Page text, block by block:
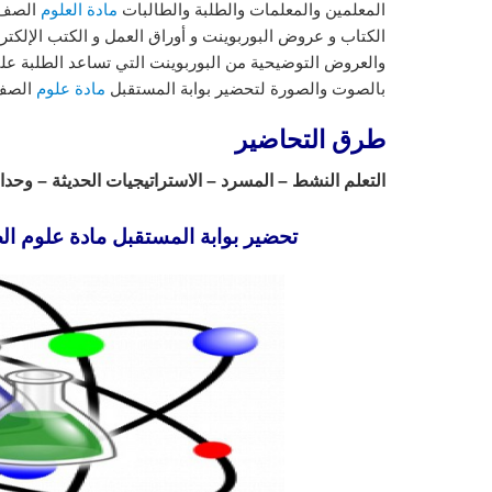
المعلمين والمعلمات والطلبة والطالبات مادة العلوم الصف
الكتاب و عروض البوربوينت و أوراق العمل و الكتب
والعروض التوضيحية من البوربوينت التي تساعد الطلبة
بالصوت والصورة لتحضير بوابة المستقبل مادة علوم
طرق التحاضير
التعلم النشط – المسرد – الاستراتيجيات الحديثة –
تحضير بوابة المستقبل مادة علوم